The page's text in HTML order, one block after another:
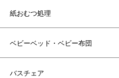
紙おむつ処理
ベビーベッド・ベビー布団
バスチェア